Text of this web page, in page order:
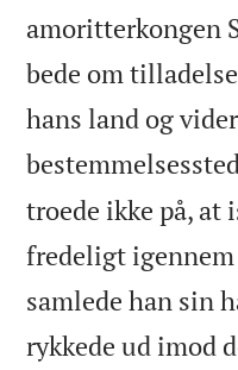
amoritterkongen
bede om
hans land og
troede ikke på,
fredeligt
samlede han sin
rykkede ud imod